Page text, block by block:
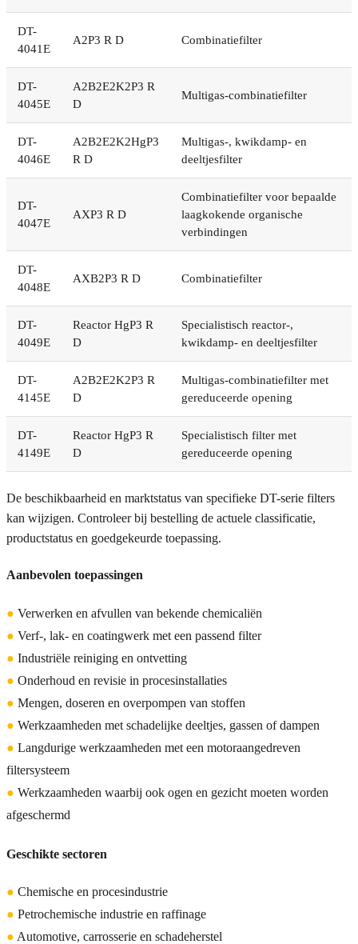
DT-
4041E
A2P3 R D Combinatiefilter
DT-
4045E
A2B2E2K2P3 R
D
Multigas-combinatiefilter
DT-
4046E
A2B2E2K2HgP3
R D
Multigas-, kwikdamp- en
deeltjesfilter
DT-
4047E
AXP3 R D
Combinatiefilter voor bepaalde
laagkokende organische
verbindingen
DT-
4048E
AXB2P3 R D Combinatiefilter
DT-
4049E
Reactor HgP3 R
D
Specialistisch reactor-,
kwikdamp- en deeltjesfilter
DT-
4145E
A2B2E2K2P3 R
D
Multigas-combinatiefilter met
gereduceerde opening
DT-
4149E
Reactor HgP3 R
D
Specialistisch filter met
gereduceerde opening
De beschikbaarheid en marktstatus van specifieke DT-serie filters
kan wijzigen. Controleer bij bestelling de actuele classificatie,
productstatus en goedgekeurde toepassing.
Aanbevolen toepassingen
● Verwerken en afvullen van bekende chemicaliën
● Verf-, lak- en coatingwerk met een passend filter
● Industriële reiniging en ontvetting
● Onderhoud en revisie in procesinstallaties
● Mengen, doseren en overpompen van stoffen
● Werkzaamheden met schadelijke deeltjes, gassen of dampen
● Langdurige werkzaamheden met een motoraangedreven
filtersysteem
● Werkzaamheden waarbij ook ogen en gezicht moeten worden
afgeschermd
Geschikte sectoren
● Chemische en procesindustrie
● Petrochemische industrie en raffinage
● Automotive, carrosserie en schadeherstel